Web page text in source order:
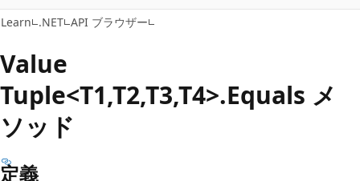
プ
ス
キ
ッ
プ
Learn .NET API ブラウザー
Value
Tuple<T1,T2,T3,T4>.Equals メ
ソッド
定義